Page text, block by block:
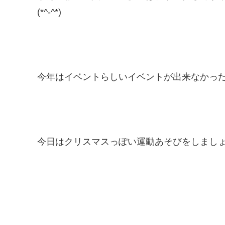
(*^-^*)
今年はイベントらしいイベントが出来なかっ
今日はクリスマスっぽい運動あそびをしまし